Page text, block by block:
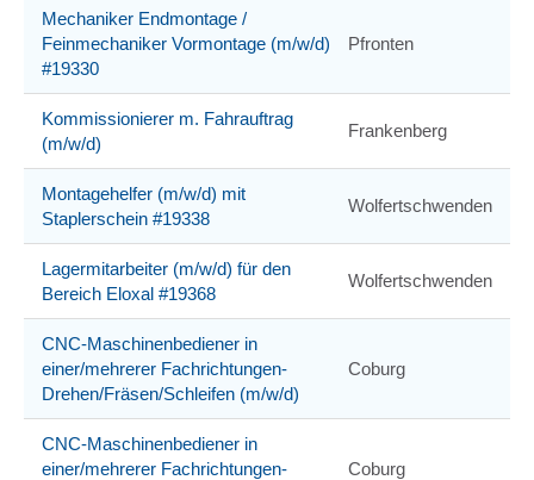
Mechaniker Endmontage /
Feinmechaniker Vormontage (m/w/d)
#19330
Pfronten
Kommissionierer m. Fahrauftrag
(m/w/d)
Frankenberg
Montagehelfer (m/w/d) mit
Staplerschein #19338
Wolfertschwenden
Lagermitarbeiter (m/w/d) für den
Bereich Eloxal #19368
Wolfertschwenden
CNC-Maschinenbediener in
einer/mehrerer Fachrichtungen-
Drehen/Fräsen/Schleifen (m/w/d)
Coburg
CNC-Maschinenbediener in
einer/mehrerer Fachrichtungen-
Coburg